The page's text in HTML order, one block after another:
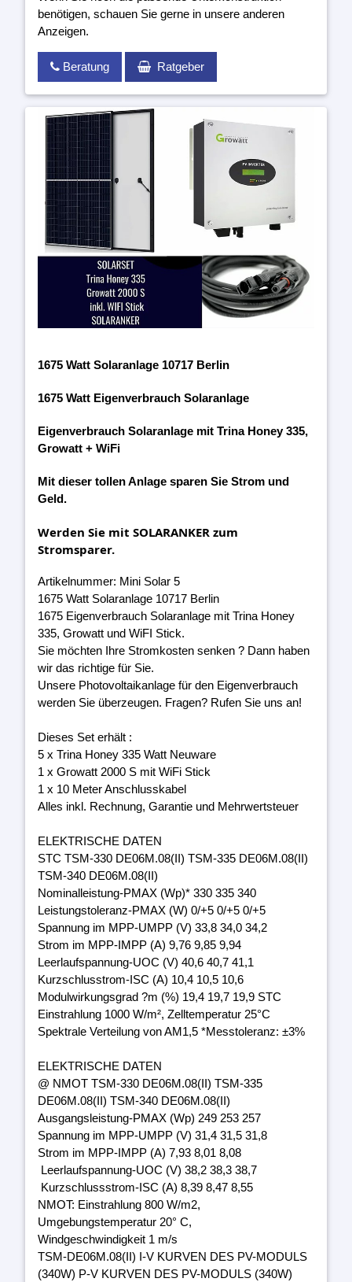
benötigen, schauen Sie gerne in unsere anderen
Anzeigen.
Beratung Ratgeber
1675 Watt Solaranlage 10717 Berlin
1675 Watt Eigenverbrauch Solaranlage
Eigenverbrauch Solaranlage mit Trina Honey 335,
Growatt + WiFi
Mit dieser tollen Anlage sparen Sie Strom und
Geld.
Werden Sie mit SOLARANKER zum
Stromsparer.
Artikelnummer: Mini Solar 5
1675 Watt Solaranlage 10717 Berlin
1675 Eigenverbrauch Solaranlage mit Trina Honey
335, Growatt und WiFI Stick.
Sie möchten Ihre Stromkosten senken ? Dann haben
wir das richtige für Sie.
Unsere Photovoltaikanlage für den Eigenverbrauch
werden Sie überzeugen. Fragen? Rufen Sie uns an!
Dieses Set erhält :
5 x Trina Honey 335 Watt Neuware
1 x Growatt 2000 S mit WiFi Stick
1 x 10 Meter Anschlusskabel
Alles inkl. Rechnung, Garantie und Mehrwertsteuer
ELEKTRISCHE DATEN
STC TSM-330 DE06M.08(II) TSM-335 DE06M.08(II)
TSM-340 DE06M.08(II)
Nominalleistung-PMAX (Wp)* 330 335 340
Leistungstoleranz-PMAX (W) 0/+5 0/+5 0/+5
Spannung im MPP-UMPP (V) 33,8 34,0 34,2
Strom im MPP-IMPP (A) 9,76 9,85 9,94
Leerlaufspannung-UOC (V) 40,6 40,7 41,1
Kurzschlusstrom-ISC (A) 10,4 10,5 10,6
Modulwirkungsgrad ?m (%) 19,4 19,7 19,9 STC
Einstrahlung 1000 W/m², Zelltemperatur 25°C
Spektrale Verteilung von AM1,5 *Messtoleranz: ±3%
ELEKTRISCHE DATEN
@ NMOT TSM-330 DE06M.08(II) TSM-335
DE06M.08(II) TSM-340 DE06M.08(II)
Ausgangsleistung-PMAX (Wp) 249 253 257
Spannung im MPP-UMPP (V) 31,4 31,5 31,8
Strom im MPP-IMPP (A) 7,93 8,01 8,08
Leerlaufspannung-UOC (V) 38,2 38,3 38,7
Kurzschlussstrom-ISC (A) 8,39 8,47 8,55
NMOT: Einstrahlung 800 W/m2,
Umgebungstemperatur 20° C,
Windgeschwindigkeit 1 m/s
TSM-DE06M.08(II) I-V KURVEN DES PV-MODULS
(340W) P-V KURVEN DES PV-MODULS (340W)